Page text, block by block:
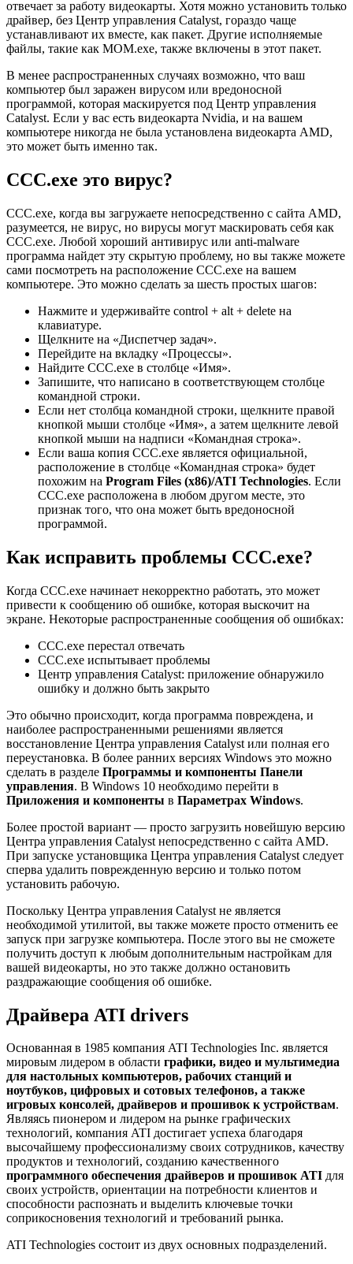
отвечает за работу видеокарты. Хотя можно установить только
драйвер, без Центр управления Catalyst, гораздо чаще
устанавливают их вместе, как пакет. Другие исполняемые
файлы, такие как MOM.exe, также включены в этот пакет.
В менее распространенных случаях возможно, что ваш
компьютер был заражен вирусом или вредоносной
программой, которая маскируется под Центр управления
Catalyst. Если у вас есть видеокарта Nvidia, и на вашем
компьютере никогда не была установлена видеокарта AMD,
это может быть именно так.
ССС.exe это вирус?
CCC.exe, когда вы загружаете непосредственно с сайта AMD,
разумеется, не вирус, но вирусы могут маскировать себя как
CCC.exe. Любой хороший антивирус или anti-malware
программа найдет эту скрытую проблему, но вы также можете
сами посмотреть на расположение CCC.exe на вашем
компьютере. Это можно сделать за шесть простых шагов:
Нажмите и удерживайте control + alt + delete на
клавиатуре.
Щелкните на «Диспетчер задач».
Перейдите на вкладку «Процессы».
Найдите CCC.exe в столбце «Имя».
Запишите, что написано в соответствующем столбце
командной строки.
Если нет столбца командной строки, щелкните правой
кнопкой мыши столбце «Имя», а затем щелкните левой
кнопкой мыши на надписи «Командная строка».
Если ваша копия CCC.exe является официальной,
расположение в столбце «Командная строка» будет
похожим на Program Files (x86)/ATI Technologies. Если
ССС.exe расположена в любом другом месте, это
признак того, что она может быть вредоносной
программой.
Как исправить проблемы CCC.exe?
Когда ССС.exe начинает некорректно работать, это может
привести к сообщению об ошибке, которая выскочит на
экране. Некоторые распространенные сообщения об ошибках:
CCC.exe перестал отвечать
CCC.exe испытывает проблемы
Центр управления Catalyst: приложение обнаружило
ошибку и должно быть закрыто
Это обычно происходит, когда программа повреждена, и
наиболее распространенными решениями является
восстановление Центра управления Catalyst или полная его
переустановка. В более ранних версиях Windows это можно
сделать в разделе Программы и компоненты Панели
управления. В Windows 10 необходимо перейти в
Приложения и компоненты в Параметрах Windows.
Более простой вариант — просто загрузить новейшую версию
Центра управления Catalyst непосредственно с сайта AMD.
При запуске установщика Центра управления Catalyst следует
сперва удалить поврежденную версию и только потом
установить рабочую.
Поскольку Центра управления Catalyst не является
необходимой утилитой, вы также можете просто отменить ее
запуск при загрузке компьютера. После этого вы не сможете
получить доступ к любым дополнительным настройкам для
вашей видеокарты, но это также должно остановить
раздражающие сообщения об ошибке.
Драйвера ATI drivers
Основанная в 1985 компания ATI Technologies Inc. является
мировым лидером в области графики, видео и мультимедиа
для настольных компьютеров, рабочих станций и
ноутбуков, цифровых и сотовых телефонов, а также
игровых консолей, драйверов и прошивок к устройствам.
Являясь пионером и лидером на рынке графических
технологий, компания ATI достигает успеха благодаря
высочайшему профессионализму своих сотрудников, качеству
продуктов и технологий, созданию качественного
программного обеспечения драйверов и прошивок ATI для
своих устройств, ориентации на потребности клиентов и
способности распознать и выделить ключевые точки
соприкосновения технологий и требований рынка.
ATI Technologies состоит из двух основных подразделений.